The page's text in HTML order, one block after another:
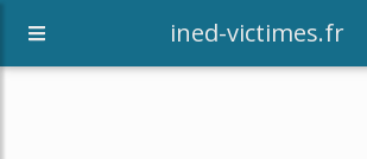
ined-victimes.fr